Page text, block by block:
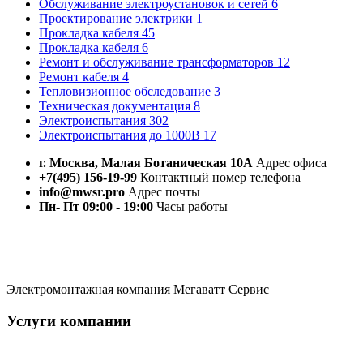
Обслуживание электроустановок и сетей 6
Проектирование электрики 1
Прокладка кабеля 45
Прокладка кабеля 6
Ремонт и обслуживание трансформаторов 12
Ремонт кабеля 4
Тепловизионное обследование 3
Техническая документация 8
Электроиспытания 302
Электроиспытания до 1000В 17
г. Москва, Малая Ботаническая 10А Адрес офиса
+7(495) 156-19-99 Контактный номер телефона
info@mwsr.pro Адрес почты
Пн- Пт 09:00 - 19:00 Часы работы
Электромонтажная компания Мегаватт Сервис
Услуги компании